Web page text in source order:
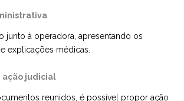
junto à operadora, apresentando os
explicações médicas.
ação judicial
reunidos, é possível propor ação